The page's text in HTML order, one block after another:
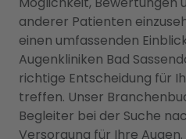
anderer Patienten
einen umfassenden
Augenkliniken Bad
richtige Entscheidung für
treffen. Unser
Begleiter bei der Suche
Versorgung für Ihre